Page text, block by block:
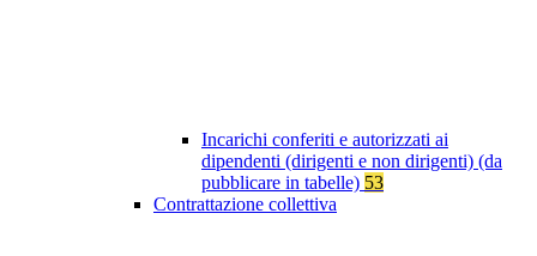
Incarichi conferiti e autorizzati ai
dipendenti (dirigenti e non dirigenti) (da
pubblicare in tabelle) 53
Contrattazione collettiva